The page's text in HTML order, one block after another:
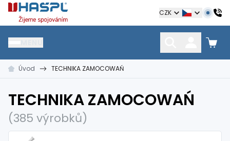
Hašpl CZK
HŘEBÍKY SPOJOVACÍ MATERIÁL
Úvod TECHNIKA ZAMOCOWAŃ
TECHNIKA ZAMOCOWAŃ
(385 výrobků)